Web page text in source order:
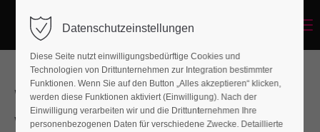
We're fullrange design agency
with awesome skills
Datenschutzeinstellungen
Diese Seite nutzt einwilligungsbedürftige Cookies und
Technologien von Drittunternehmen zur Integration bestimmter
Funktionen. Wenn Sie auf den Button „Alles akzeptieren“ klicken,
werden diese Funktionen aktiviert (Einwilligung). Nach der
Einwilligung verarbeiten wir und die Drittunternehmen Ihre
personenbezogenen Daten für verschiedene Zwecke. Detaillierte